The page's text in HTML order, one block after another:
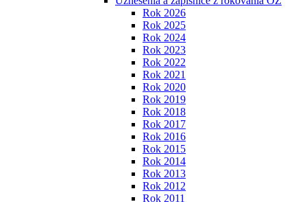
Rok 2026
Rok 2025
Rok 2024
Rok 2023
Rok 2022
Rok 2021
Rok 2020
Rok 2019
Rok 2018
Rok 2017
Rok 2016
Rok 2015
Rok 2014
Rok 2013
Rok 2012
Rok 2011